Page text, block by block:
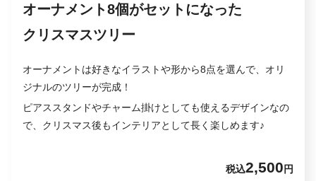
オーナメント8個がセットになった
クリスマスツリー
オーナメントは好きなイラストや形から8点を選んで、オリ
ジナルのツリーが完成！
ピアススタンドやチャーム掛けとしても使えるデザインなの
で、クリスマス後もインテリアとして長く楽しめます♪
税込2,500 円